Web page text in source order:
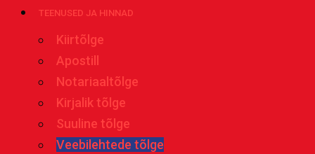
TEENUSED JA HINNAD
Kiirtõlge
Apostill
Notariaaltõlge
Kirjalik tõlge
Suuline tõlge
Veebilehtede tõlge